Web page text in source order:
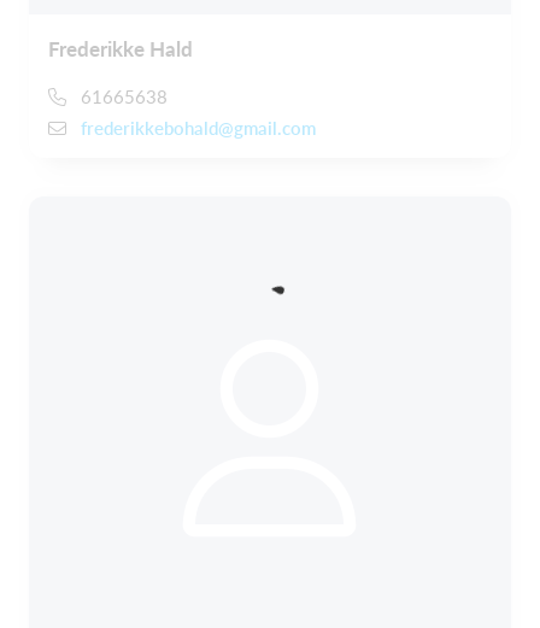
Frederikke Hald
61665638
frederikkebohald@gmail.com